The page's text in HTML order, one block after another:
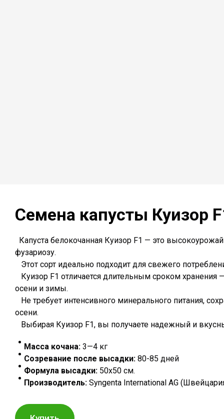
Семена капусты Куизор
Капуста белокочанная Куизор F1 — это
фузариозу.
Этот сорт идеально подходит для свежего
Куизор F1 отличается длительным сроком хранения
осени и зимы.
Не требует интенсивного минерального питания,
осени.
Выбирая Куизор F1, вы получаете надежный и
Масса кочана: 3—4 кг
Созревание после высадки: 80-85 дней
Формула высадки: 50х50 см.
Производитель: Syngenta International AG